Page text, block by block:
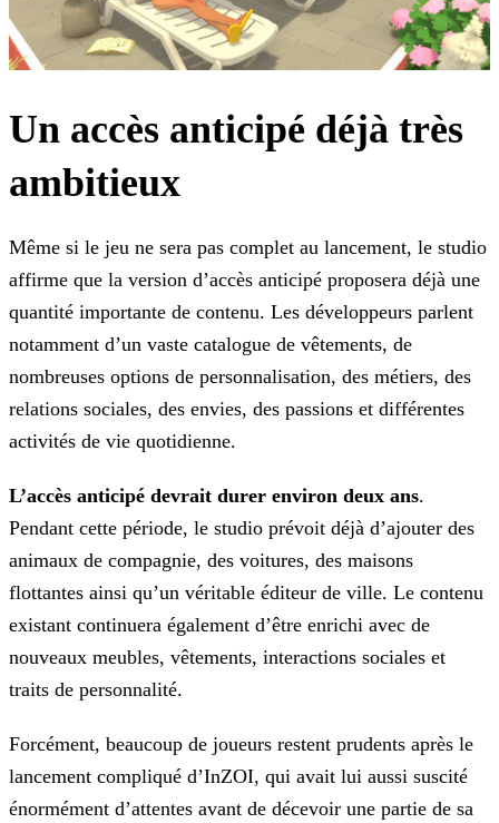
Un accès anticipé déjà très
ambitieux
Même si le jeu ne sera pas complet au lancement, le studio
affirme que la version d’accès anticipé proposera déjà une
quantité importante de contenu. Les développeurs parlent
notamment d’un vaste catalogue de vêtements, de
nombreuses options de personnalisation, des métiers, des
relations sociales, des envies, des passions et différentes
activités de vie quotidienne.
L’accès anticipé devrait durer environ deux ans.
Pendant cette période, le studio prévoit déjà d’ajouter des
animaux de compagnie, des voitures, des maisons
flottantes ainsi qu’un véritable éditeur de ville. Le contenu
existant continuera également d’être enrichi avec de
nouveaux meubles, vêtements, interactions sociales et
traits de personnalité.
Forcément, beaucoup de joueurs restent prudents après le
lancement compliqué d’InZOI, qui avait lui aussi suscité
énormément d’attentes avant de décevoir une partie de sa